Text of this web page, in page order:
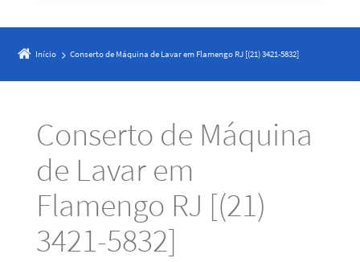
Início Conserto de Máquina de Lavar em Flamengo RJ [(21) 3421-5832]
Conserto de Máquina
de Lavar em
Flamengo RJ [(21)
3421-5832]